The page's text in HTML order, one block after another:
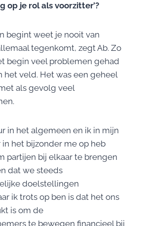
op je rol als voorzitter’?
begint weet je nooit van
tegenkomt, zegt Ab. Zo
begin veel problemen gehad
het veld. Het was een geheel
als gevolg veel
in het algemeen en ik in mijn
in het bijzonder me op heb
partijen bij elkaar te brengen
dat we steeds
doelstellingen
ik trots op ben is dat het ons
is om de
te bewegen financieel bij